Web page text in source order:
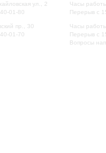
ул., 2
01-80
пр., 30
01-70
Часы
Перерыв с
Часы
Перерыв с
Вопросы